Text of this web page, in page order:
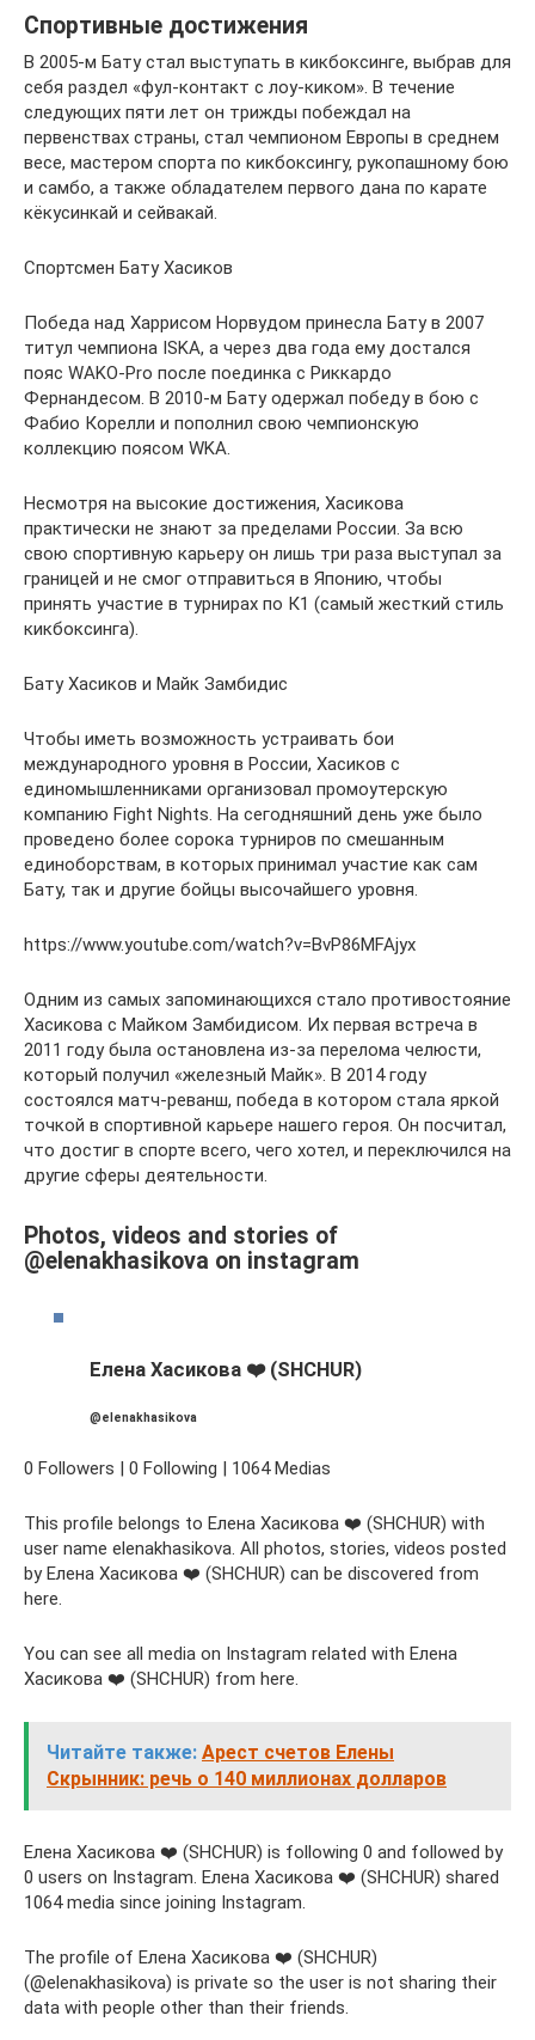
Спортивные достижения
В 2005-м Бату стал выступать в кикбоксинге, выбрав для
себя раздел «фул-контакт с лоу-киком». В течение
следующих пяти лет он трижды побеждал на
первенствах страны, стал чемпионом Европы в среднем
весе, мастером спорта по кикбоксингу, рукопашному бою
и самбо, а также обладателем первого дана по карате
кёкусинкай и сейвакай.
Спортсмен Бату Хасиков
Победа над Харрисом Норвудом принесла Бату в 2007
титул чемпиона ISKA, а через два года ему достался
пояс WAKO-Pro после поединка с Риккардо
Фернандесом. В 2010-м Бату одержал победу в бою с
Фабио Корелли и пополнил свою чемпионскую
коллекцию поясом WKA.
Несмотря на высокие достижения, Хасикова
практически не знают за пределами России. За всю
свою спортивную карьеру он лишь три раза выступал за
границей и не смог отправиться в Японию, чтобы
принять участие в турнирах по К1 (самый жесткий стиль
кикбоксинга).
Бату Хасиков и Майк Замбидис
Чтобы иметь возможность устраивать бои
международного уровня в России, Хасиков с
единомышленниками организовал промоутерскую
компанию Fight Nights. На сегодняшний день уже было
проведено более сорока турниров по смешанным
единоборствам, в которых принимал участие как сам
Бату, так и другие бойцы высочайшего уровня.
https://www.youtube.com/watch?v=BvP86MFAjyx
Одним из самых запоминающихся стало противостояние
Хасикова с Майком Замбидисом. Их первая встреча в
2011 году была остановлена из-за перелома челюсти,
который получил «железный Майк». В 2014 году
состоялся матч-реванш, победа в котором стала яркой
точкой в спортивной карьере нашего героя. Он посчитал,
что достиг в спорте всего, чего хотел, и переключился на
другие сферы деятельности.
Photos, videos and stories of
@elenakhasikova on instagram
Елена Хасикова ❤️ (SHCHUR)
@elenakhasikova
0 Followers | 0 Following | 1064 Medias
This profile belongs to Елена Хасикова ❤️ (SHCHUR) with
user name elenakhasikova. All photos, stories, videos posted
by Елена Хасикова ❤️ (SHCHUR) can be discovered from
here.
You can see all media on Instagram related with Елена
Хасикова ❤️ (SHCHUR) from here.
Читайте также: Арест счетов Елены
Скрынник: речь о 140 миллионах долларов
Елена Хасикова ❤️ (SHCHUR) is following 0 and followed by
0 users on Instagram. Елена Хасикова ❤️ (SHCHUR) shared
1064 media since joining Instagram.
The profile of Елена Хасикова ❤️ (SHCHUR)
(@elenakhasikova) is private so the user is not sharing their
data with people other than their friends.